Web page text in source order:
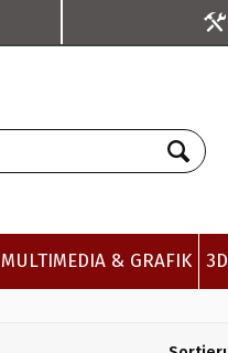
MULTIMEDIA & GRAFIK